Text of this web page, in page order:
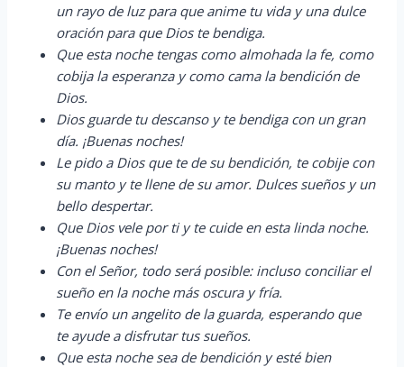
un rayo de luz para que anime tu vida y una dulce
oración para que Dios te bendiga.
Que esta noche tengas como almohada la fe, como
cobija la esperanza y como cama la bendición de
Dios.
Dios guarde tu descanso y te bendiga con un gran
día. ¡Buenas noches!
Le pido a Dios que te de su bendición, te cobije con
su manto y te llene de su amor. Dulces sueños y un
bello despertar.
Que Dios vele por ti y te cuide en esta linda noche.
¡Buenas noches!
Con el Señor, todo será posible: incluso conciliar el
sueño en la noche más oscura y fría.
Te envío un angelito de la guarda, esperando que
te ayude a disfrutar tus sueños.
Que esta noche sea de bendición y esté bien